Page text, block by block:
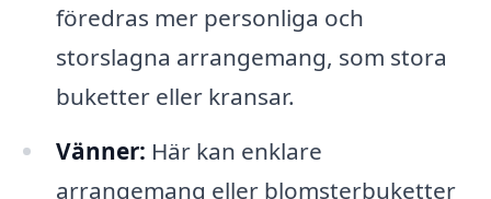
föredras mer personliga och
storslagna arrangemang, som stora
buketter eller kransar.
Vänner: Här kan enklare
arrangemang eller blomsterbuketter